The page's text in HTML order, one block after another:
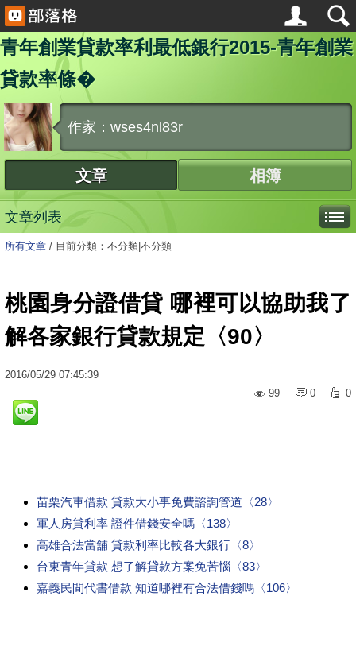
青年創業貸款率利最低銀行2015-青年創業
貸款率條�
作家：wses4nl83r
文章 相簿
文章列表
所有文章 / 目前分類：不分類|不分類
桃園身分證借貸 哪裡可以協助我了
解各家銀行貸款規定〈90〉
2016/05/29 07:45:39
99
0 0
苗栗汽車借款 貸款大小事免費諮詢管道〈28〉
軍人房貸利率 證件借錢安全嗎〈138〉
高雄合法當舖 貸款利率比較各大銀行〈8〉
台東青年貸款 想了解貸款方案免苦惱〈83〉
嘉義民間代書借款 知道哪裡有合法借錢嗎〈106〉